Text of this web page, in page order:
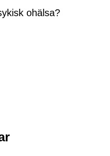
ohälsa?